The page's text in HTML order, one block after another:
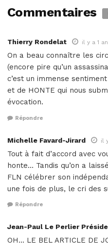
Commentaires
Thierry Rondelat il y a 1 an
On a beau connaître les
(encore pire qu’un
c’est un immense
et de HONTE qui nous
évocation.
Répondre
Michelle Favard-Jirard il
Tout à fait d’accord avec
honte… Tandis qu’on a
FLN célébrer son
une fois de plus, le cri des
Répondre
Jean-Paul Le Perlier
OH… LE BEL ARTICLE DE